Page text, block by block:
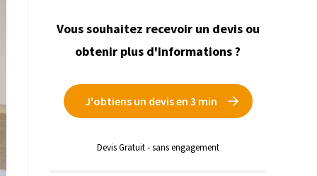
Vous souhaitez recevoir un devis ou
obtenir plus d'informations ?
J'obtiens un devis en 3 min
Devis Gratuit - sans engagement